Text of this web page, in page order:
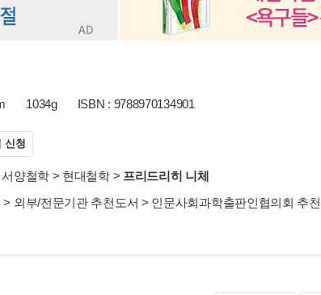
1034g ISBN : 9788970134901
신청
서양철학> 현대철학> 프리드리히 니체
> 외부/전문기관 추천도서 > 인문사회과학출판인협의회 추